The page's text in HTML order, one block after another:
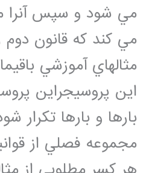
مي شود و سپس آنرا
مي كند كه قانون دوم
مثالهاي آموزشي
اين پروسيجراين
بارها و بارها تكرار
مجموعه فصلي از